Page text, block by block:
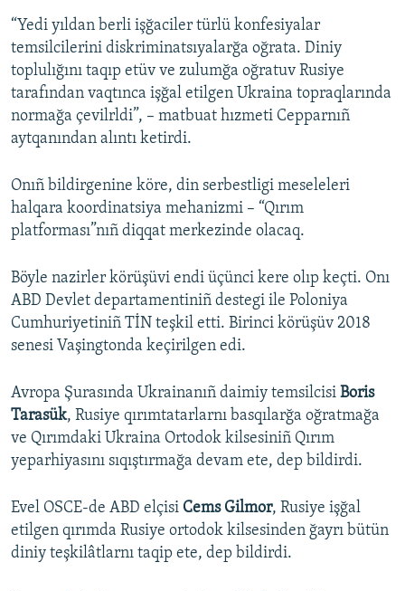
“Yedi yıldan berli işğaciler türlü konfesiyalar
temsilcilerini diskriminatsıyalarğa oğrata. Diniy
toplulığını taqıp etüv ve zulumğa oğratuv Rusiye
tarafından vaqtınca işğal etilgen Ukraina topraqlarında
normağa çevilrldi”, – matbuat hızmeti Cepparnıñ
aytqanından alıntı ketirdi.
Onıñ bildirgenine köre, din serbestligi meseleleri
halqara koordinatsiya mehanizmi – “Qırım
platforması”nıñ diqqat merkezinde olacaq.
Böyle nazirler körüşüvi endi üçünci kere olıp keçti. Onı
ABD Devlet departamentiniñ destegi ile Poloniya
Cumhuriyetiniñ TİN teşkil etti. Birinci körüşüv 2018
senesi Vaşingtonda keçirilgen edi.
Avropa Şurasında Ukrainanıñ daimiy temsilcisi Boris
Tarasük, Rusiye qırımtatarlarnı basqılarğa oğratmağa
ve Qırımdaki Ukraina Ortodok kilsesiniñ Qırım
yeparhiyasını sıqıştırmağa devam ete, dep bildirdi.
Evel OSCE-de ABD elçisi Cems Gilmor, Rusiye işğal
etilgen qırımda Rusiye ortodok kilsesinden ğayrı bütün
diniy teşkilâtlarnı taqip ete, dep bildirdi.